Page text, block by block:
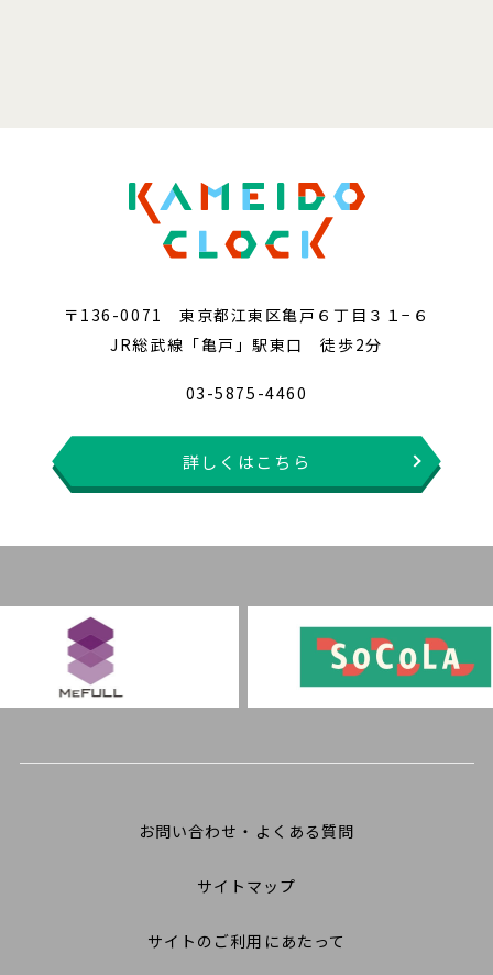
〒136-0071 東京都江東区亀戸６丁目３１−６
JR総武線「亀戸」駅東口 徒歩2分
03-5875-4460
詳しくはこちら
お問い合わせ・よくある質問
サイトマップ
サイトのご利用にあたって